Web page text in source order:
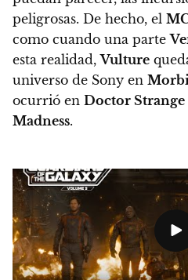
peligrosas. De hecho, el
como cuando una parte
esta realidad,Vulture
universo de Sony en
ocurrió en Doctor
Madness.